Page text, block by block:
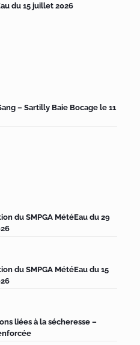
du 15 juillet 2026
– Sartilly Baie Bocage le 11
du SMPGA MétéEau du 29
du SMPGA MétéEau du 15
liées à la sécheresse –